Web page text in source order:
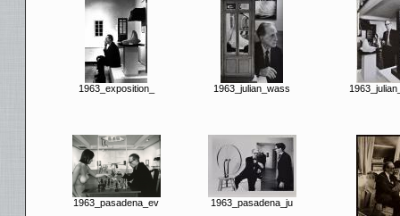
1963_exposition_ 1963_julian_wass
1963_pasadena_ev 1963_pasadena_ju